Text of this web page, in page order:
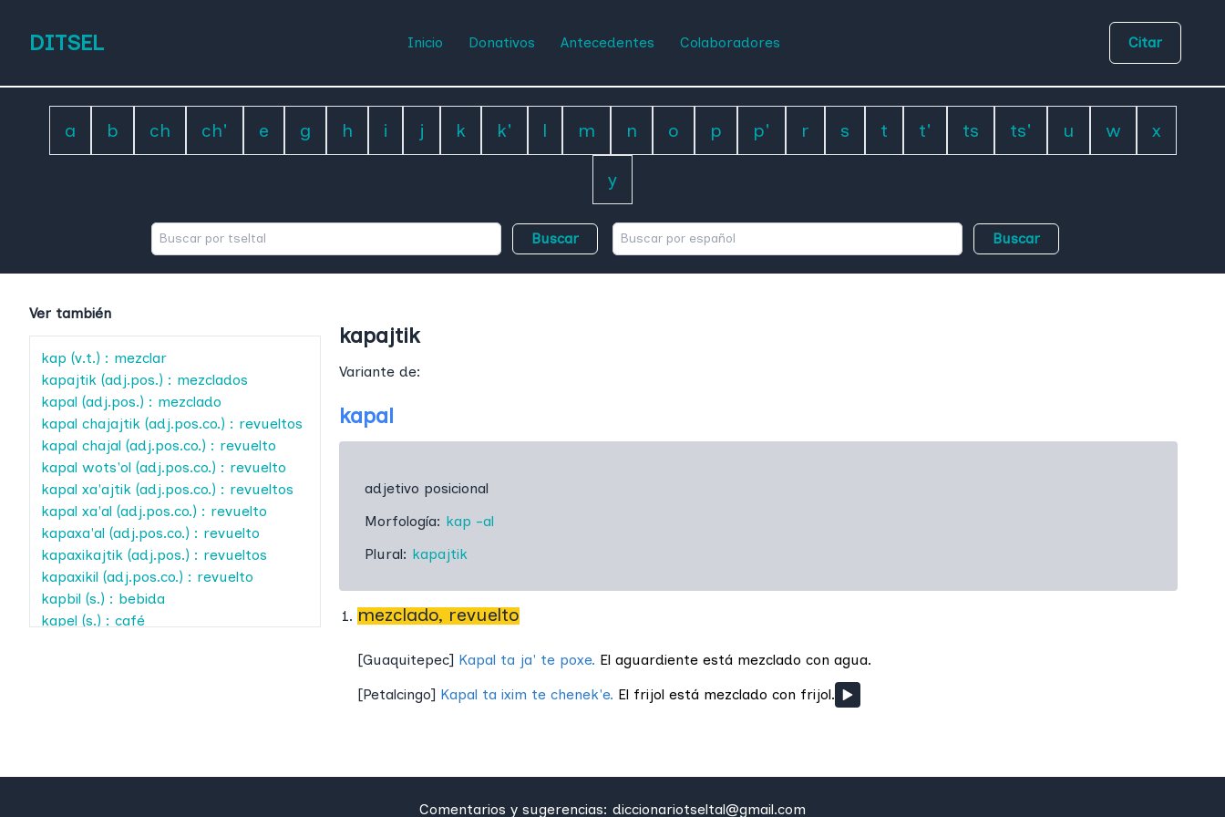
DITSEL Inicio Donativos Antecedentes Colaboradores Citar
a b ch ch' e g h i j k k' l m n o p p' r s t t' ts ts' u w x
y
Buscar Buscar
Ver también
kap (v.t.) : mezclar
kapajtik (adj.pos.) : mezclados
kapal (adj.pos.) : mezclado
kapal chajajtik (adj.pos.co.) : revueltos
kapal chajal (adj.pos.co.) : revuelto
kapal wots'ol (adj.pos.co.) : revuelto
kapal xa'ajtik (adj.pos.co.) : revueltos
kapal xa'al (adj.pos.co.) : revuelto
kapaxa'al (adj.pos.co.) : revuelto
kapaxikajtik (adj.pos.) : revueltos
kapaxikil (adj.pos.co.) : revuelto
kapbil (s.) : bebida
kapel (s.) : café
kapxa'an(v.t.co.) : revolver sin orden
kapajtik
Variante de:
kapal
adjetivo posicional
Morfología: kap -al
Plural: kapajtik
mezclado, revuelto
[Guaquitepec] Kapal ta ja' te poxe. El aguardiente está mezclado con agua.
[Petalcingo] Kapal ta ixim te chenek'e. El frijol está mezclado con frijol.
Comentarios y sugerencias: diccionariotseltal@gmail.com